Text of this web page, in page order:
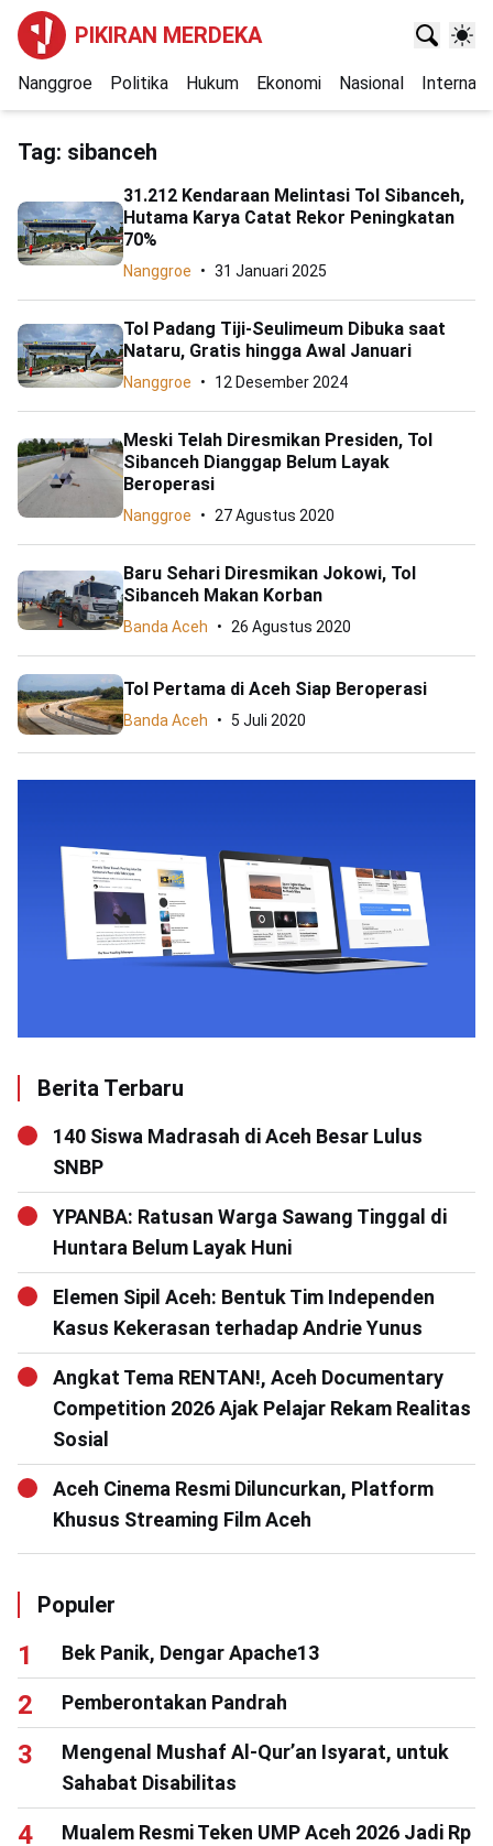
PIKIRAN MERDEKA
Nanggroe Politika Hukum Ekonomi Nasional
Tag: sibanceh
31.212 Kendaraan Melintasi Tol Sibanceh,
Hutama Karya Catat Rekor Peningkatan
70%
Nanggroe 31 Januari 2025
Tol Padang Tiji-Seulimeum Dibuka saat
Nataru, Gratis hingga Awal Januari
Nanggroe 12 Desember 2024
Meski Telah Diresmikan Presiden, Tol
Sibanceh Dianggap Belum Layak
Beroperasi
Nanggroe 27 Agustus 2020
Baru Sehari Diresmikan Jokowi, Tol
Sibanceh Makan Korban
Banda Aceh 26 Agustus 2020
Tol Pertama di Aceh Siap Beroperasi
Banda Aceh 5 Juli 2020
Berita Terbaru
140 Siswa Madrasah di Aceh Besar Lulus
SNBP
YPANBA: Ratusan Warga Sawang Tinggal di
Huntara Belum Layak Huni
Elemen Sipil Aceh: Bentuk Tim Independen
Kasus Kekerasan terhadap Andrie Yunus
Angkat Tema RENTAN!, Aceh Documentary
Competition 2026 Ajak Pelajar Rekam Realitas
Sosial
Aceh Cinema Resmi Diluncurkan, Platform
Khusus Streaming Film Aceh
Populer
Bek Panik, Dengar Apache13
Pemberontakan Pandrah
Mengenal Mushaf Al-Qur’an Isyarat, untuk
Sahabat Disabilitas
Mualem Resmi Teken UMP Aceh 2026 Jadi Rp